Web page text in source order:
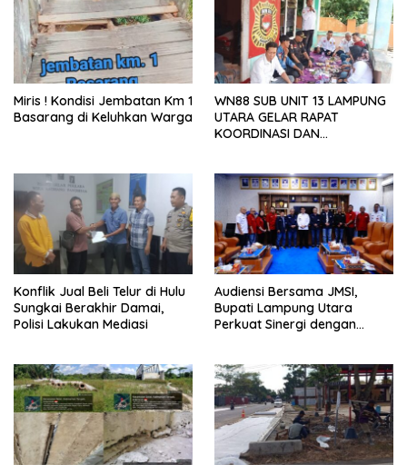
Miris ! Kondisi Jembatan Km 1
Basarang di Keluhkan Warga
WN88 SUB UNIT 13 LAMPUNG
UTARA GELAR RAPAT
KOORDINASI DAN
Konflik Jual Beli Telur di Hulu
Sungkai Berakhir Damai,
Polisi Lakukan Mediasi
Audiensi Bersama JMSI,
Bupati Lampung Utara
Perkuat Sinergi dengan